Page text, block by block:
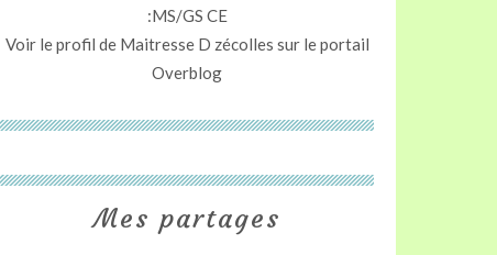
:MS/GS CE
Voir le profil de Maitresse D zécolles sur le portail
Overblog
Mes partages